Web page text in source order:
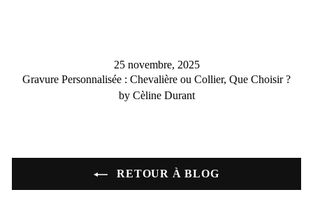
25 novembre, 2025
Gravure Personnalisée : Chevalière ou Collier, Que Choisir ?
by Cèline Durant
RETOUR À BLOG